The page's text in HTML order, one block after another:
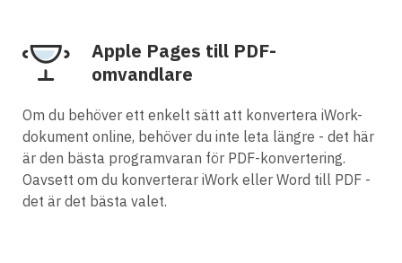
Apple Pages till PDF-
omvandlare
Om du behöver ett enkelt sätt att konvertera iWork-
dokument online, behöver du inte leta längre - det här
är den bästa programvaran för PDF-konvertering.
Oavsett om du konverterar iWork eller Word till PDF -
det är det bästa valet.